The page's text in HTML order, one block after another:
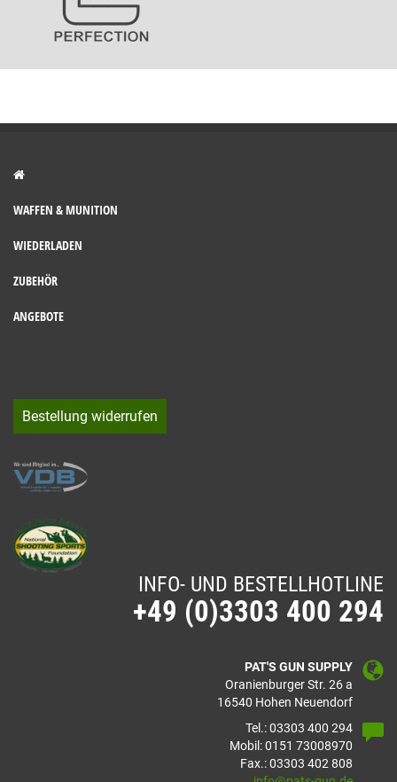
WAFFEN & MUNITION
WIEDERLADEN
ZUBEHÖR
ANGEBOTE
Bestellung widerrufen
INFO- UND BESTELLHOTLINE
+49 (0)3303 400 294
PAT'S GUN SUPPLY
Oranienburger Str. 26 a
16540 Hohen Neuendorf
Tel.: 03303 400 294
Mobil: 0151 73008970
Fax.: 03303 402 808